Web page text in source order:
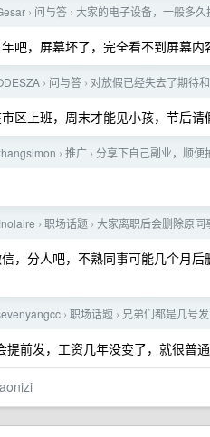
› 问与答 › 大家的电子设备，一般多久
年吧，屏幕坏了，完全看不到屏幕
› 问与答 › 对放假已经失去了期待
区上班，周末才能见小孩，节后请
› 推广 › 分享下自己副业，顺便
› 职场话题 › 大家离职后会删除原同
，分人吧，不熟同事可能几个月
› 职场话题 › 兄弟们都是几号
提前发，工资几年没变了，就很普